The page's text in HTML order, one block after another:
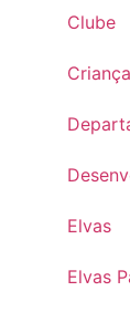
Clube
Elvas
Elvas